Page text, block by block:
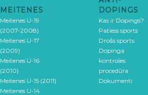
MEITENES
Meitenes U-19
(2007-2008)
Meitenes U-17
(2009)
Meitenes U-16
(2010)
Meitenes U-15 (2011)
Meitenes U-14
DOPINGS
Kas ir Dopings?
Patiess sports
Drošs sports
Dopinga
kontroles
procedūra
Dokumenti